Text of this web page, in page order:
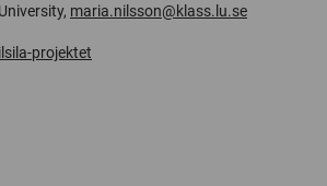
maria.nilsson@klass.lu.se
projektet